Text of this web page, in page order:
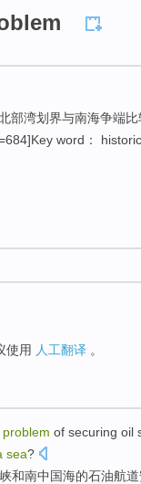
部湾划界与南海争端
word：
使用 人工翻译 。
problem of securing oil
sea?
和南中国海的石油航道